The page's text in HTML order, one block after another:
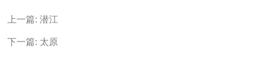
上一篇: 潜江
下一篇: 太原